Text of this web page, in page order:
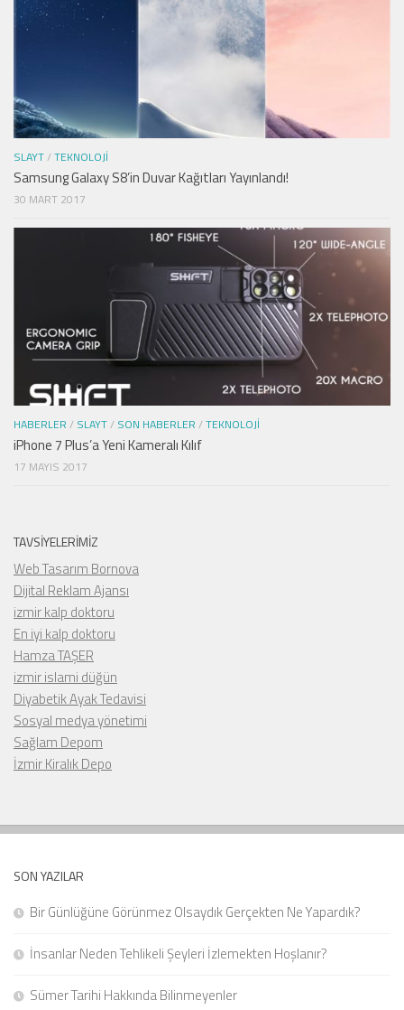
SLAYT/TEKNOLOJI
Samsung Galaxy S8’in Duvar Kağıtları Yayınlandı!
30 MART 2017
HABERLER / SLAYT/ SON HABERLER /TEKNOLOJI
iPhone 7 Plus’a Yeni Kameralı Kılıf
17 MAYIS 2017
TAVSIYELERIMIZ
Web Tasarım Bornova
Dijital Reklam Ajansı
izmir kalp doktoru
En iyi kalp doktoru
Hamza TAŞER
izmir islami düğün
Diyabetik Ayak Tedavisi
Sosyal medya yönetimi
Sağlam Depom
İzmir Kiralık Depo
SON YAZILAR
Bir Günlüğüne Görünmez Olsaydık Gerçekten Ne Yapardık?
İnsanlar Neden Tehlikeli Şeyleri İzlemekten Hoşlanır?
Sümer Tarihi Hakkında Bilinmeyenler